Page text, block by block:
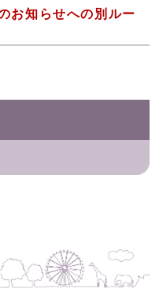
お知らせへの別ルー